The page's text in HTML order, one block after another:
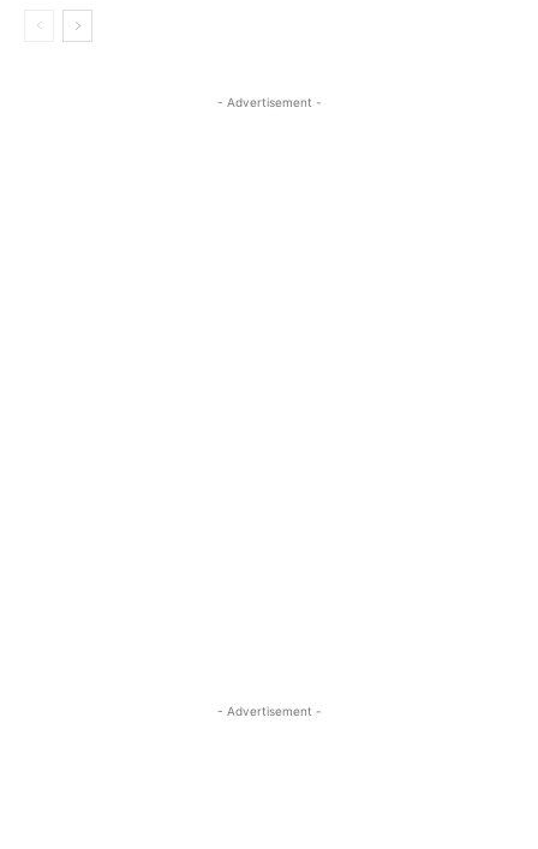
- Advertisement -
- Advertisement -